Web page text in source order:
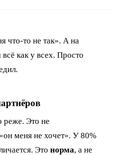
что-то не так». А на
как у всех. Просто
реже. Это не
меня не хочет». У 80%
Этонорма, а не